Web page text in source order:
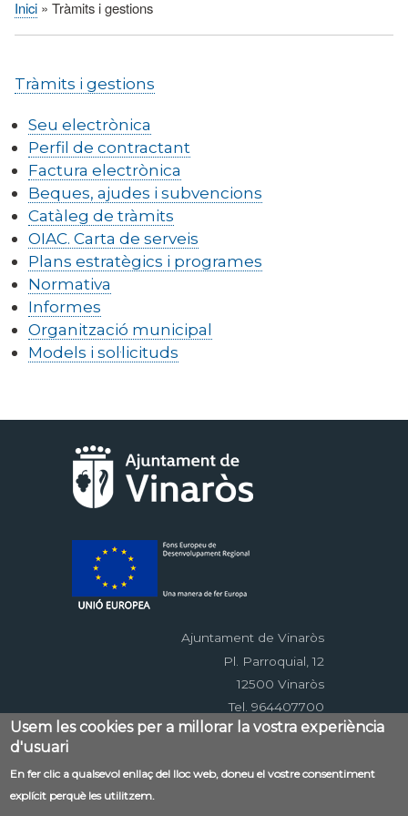
Fil
Inici Tràmits i gestions
Tràmits i gestions
Seu electrònica
Perfil de contractant
Factura electrònica
Beques, ajudes i subvencions
Catàleg de tràmits
OIAC. Carta de serveis
Plans estratègics i programes
Normativa
Informes
Organització municipal
Models i sol·licituds
Ajuntament de Vinaròs
Pl. Parroquial, 12
12500 Vinaròs
Tel. 964407700
Menú
al
Contacte Avís legal
Mapa web
Accessibilitat
Usem les cookies per a millorar la vostra experiència
d'usuari
En fer clic a qualsevol enllaç del lloc web, doneu el vostre consentiment
explícit perquè les utilitzem.